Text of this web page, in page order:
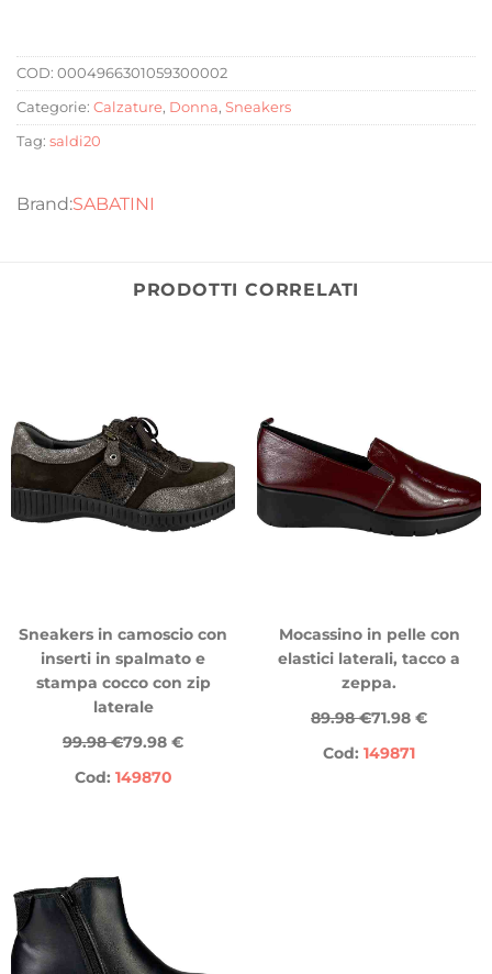
COD: 0004966301059300002
Categorie: Calzature, Donna, Sneakers
Tag: saldi20
SABATINI
PRODOTTI CORRELATI
Sneakers in camoscio con
inserti in spalmato e
stampa cocco con zip
laterale
99.98 €79.98 €
Cod: 149870
Mocassino in pelle con
elastici laterali, tacco a
zeppa.
89.98 €71.98 €
Cod: 149871